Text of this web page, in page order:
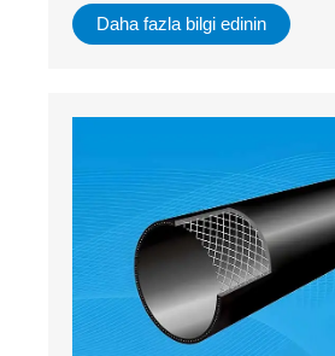
Daha fazla bilgi edinin